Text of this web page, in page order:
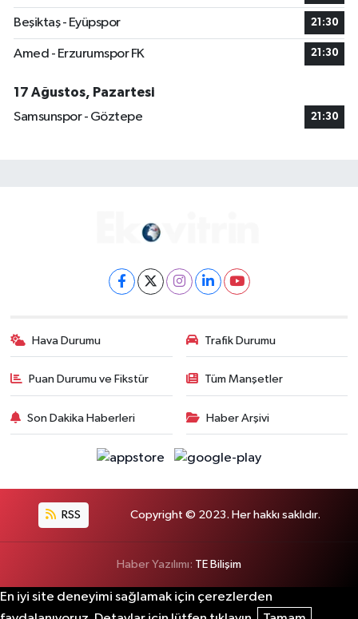
Beşiktaş - Eyüpspor 21:30
Amed - Erzurumspor FK 21:30
17 Ağustos, Pazartesi
Samsunspor - Göztepe
21:30
Hava Durumu Trafik Durumu
Puan Durumu ve Fikstür Tüm Manşetler
Son Dakika Haberleri Haber Arşivi
RSS Copyright © 2023. Her hakkı saklıdır.
Haber Yazılımı: TE Bilişim
En iyi site deneyimi sağlamak için çerezlerden